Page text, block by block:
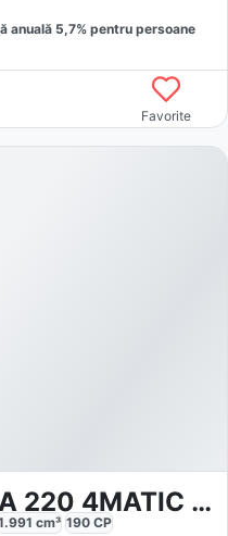
anuală 5,7% pentru persoane
Favorite
Mercedes-Benz GLA 220 4MATIC PROGRESSIVE
cm³ 190 CP